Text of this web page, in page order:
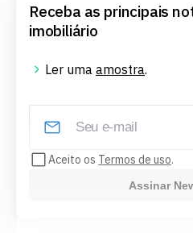
Receba as principais
imobiliário
Ler uma amostra.
Aceito os Termos de uso.
Assinar